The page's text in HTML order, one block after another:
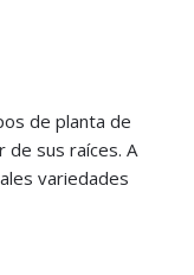
de planta de
de sus raíces. A
variedades